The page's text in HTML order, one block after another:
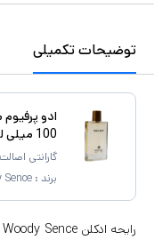
توضیحات تکمیلی
100 میلی لیتر
گارانتی
برند : Sence